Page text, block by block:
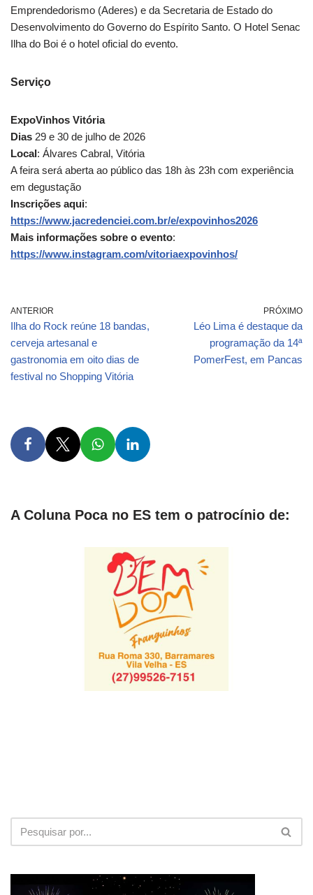
Emprendedorismo (Aderes) e da Secretaria de Estado do
Desenvolvimento do Governo do Espírito Santo. O Hotel Senac
Ilha do Boi é o hotel oficial do evento.
Serviço
ExpoVinhos Vitória
Dias 29 e 30 de julho de 2026
Local: Álvares Cabral, Vitória
A feira será aberta ao público das 18h às 23h com experiência
em degustação
Inscrições aqui:
https://www.jacredenciei.com.br/e/expovinhos2026
Mais informações sobre o evento:
https://www.instagram.com/vitoriaexpovinhos/
ANTERIOR
Ilha do Rock reúne 18 bandas,
cerveja artesanal e
gastronomia em oito dias de
festival no Shopping Vitória
PRÓXIMO
Léo Lima é destaque da
programação da 14ª
PomerFest, em Pancas
A Coluna Poca no ES tem o patrocínio de: